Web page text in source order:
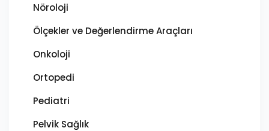
Nöroloji
Ölçekler ve Değerlendirme Araçları
Onkoloji
Ortopedi
Pediatri
Pelvik Sağlık